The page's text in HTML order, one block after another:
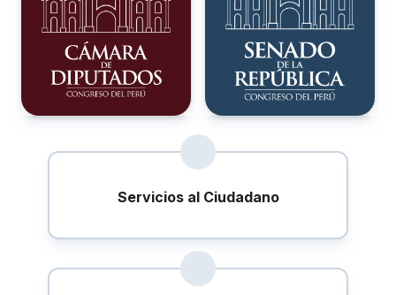
Servicios al Ciudadano